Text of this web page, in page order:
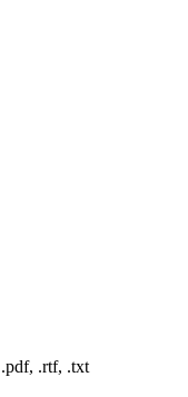
.rtf, .txt